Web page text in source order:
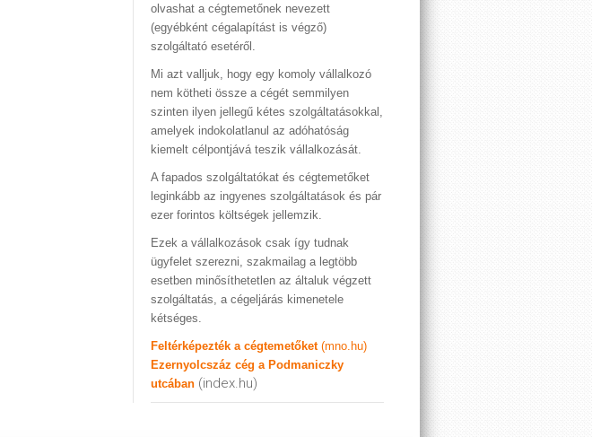
olvashat a cégtemetőnek nevezett
(egyébként cégalapítást is végző)
szolgáltató esetéről.
Mi azt valljuk, hogy egy komoly vállalkozó
nem kötheti össze a cégét semmilyen
szinten ilyen jellegű kétes szolgáltatásokkal,
amelyek indokolatlanul az adóhatóság
kiemelt célpontjává teszik vállalkozását.
A fapados szolgáltatókat és cégtemetőket
leginkább az ingyenes szolgáltatások és pár
ezer forintos költségek jellemzik.
Ezek a vállalkozások csak így tudnak
ügyfelet szerezni, szakmailag a legtöbb
esetben minősíthetetlen az általuk végzett
szolgáltatás, a cégeljárás kimenetele
kétséges.
Feltérképezték a cégtemetőket (mno.hu)
Ezernyolcszáz cég a Podmaniczky
utcában (index.hu)